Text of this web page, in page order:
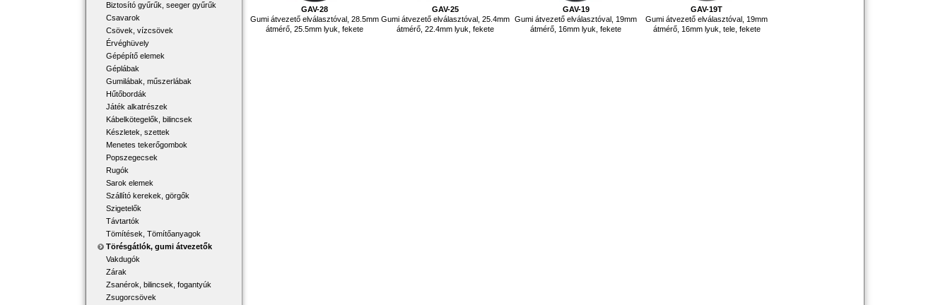
Biztosító gyűrűk, seeger gyűrűk
Csavarok
Csövek, vízcsövek
Érvéghüvely
Gépépítő elemek
Géplábak
Gumilábak, műszerlábak
Hűtőbordák
Játék alkatrészek
Kábelkötegelők, bilincsek
Készletek, szettek
Menetes tekerőgombok
Popszegecsek
Rugók
Sarok elemek
Szállító kerekek, görgők
Szigetelők
Távtartók
Tömítések, Tömítőanyagok
Törésgátlók, gumi átvezetők
Vakdugók
Zárak
Zsanérok, bilincsek, fogantyúk
Zsugorcsövek
GAV-28
Gumi átvezető elválasztóval, 28.5mm
átmérő, 25.5mm lyuk, fekete
GAV-25
Gumi átvezető elválasztóval, 25.4mm
átmérő, 22.4mm lyuk, fekete
GAV-19
Gumi átvezető elválasztóval, 19mm
átmérő, 16mm lyuk, fekete
GAV-19T
Gumi átvezető elválasztóval, 19mm
átmérő, 16mm lyuk, tele, fekete